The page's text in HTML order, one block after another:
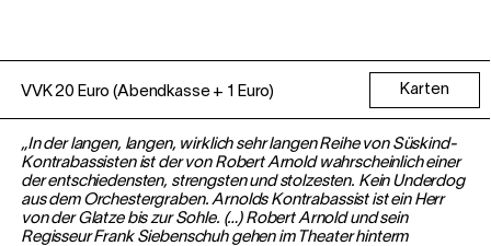
VVK 20 Euro (Abendkasse + 1 Euro) Karten
„In der langen, langen, wirklich sehr langen Reihe von Süskind-
Kontrabassisten ist der von Robert Arnold wahrscheinlich einer
der entschiedensten, strengsten und stolzesten. Kein Underdog
aus dem Orchestergraben. Arnolds Kontrabassist ist ein Herr
von der Glatze bis zur Sohle. (…) Robert Arnold und sein
Regisseur Frank Siebenschuh gehen im Theater hinterm